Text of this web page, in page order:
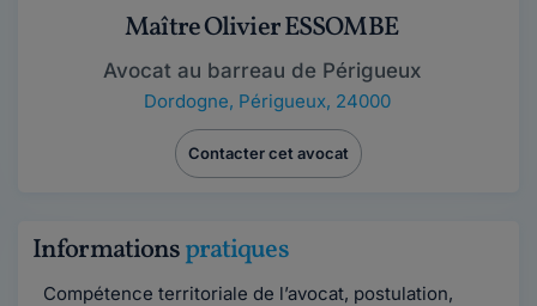
Maître Olivier ESSOMBE
Avocat au barreau de Périgueux
Dordogne, Périgueux, 24000
Contacter cet avocat
Informationspratiques
Compétence territoriale de l’avocat, postulation,